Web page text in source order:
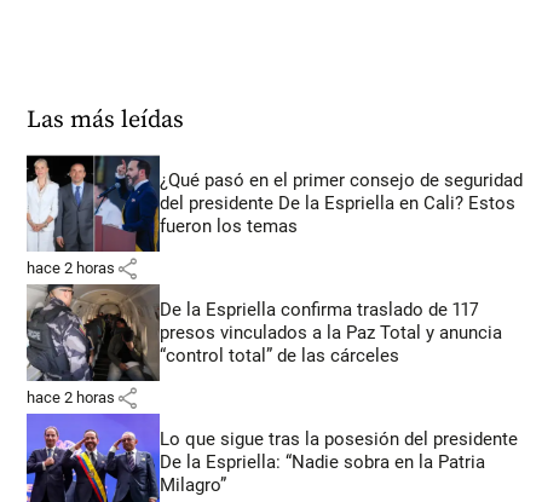
Las más leídas
¿Qué pasó en el primer consejo de seguridad
del presidente De la Espriella en Cali? Estos
fueron los temas
hace 2 horas share
De la Espriella confirma traslado de 117
presos vinculados a la Paz Total y anuncia
“control total” de las cárceles
hace 2 horas share
Lo que sigue tras la posesión del presidente
De la Espriella: “Nadie sobra en la Patria
Milagro”